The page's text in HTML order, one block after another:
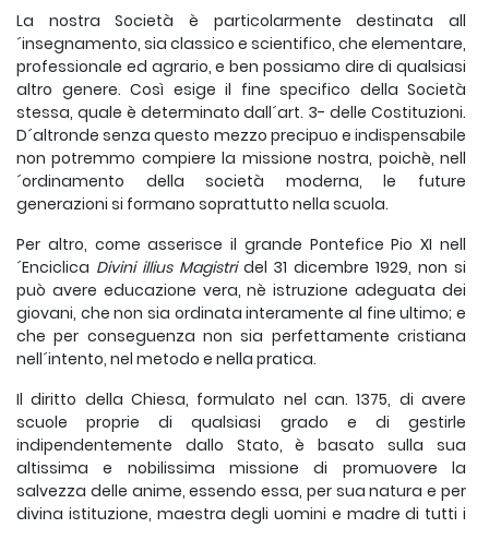
La nostra Società è particolarmente destinata all
´insegnamento, sia classico e scientifico, che elementare,
professionale ed agrario, e ben possiamo dire di qualsiasi
altro genere. Così esige il fine specifico della Società
stessa, quale è determinato dall´art. 3- delle Costituzioni.
D´altronde senza questo mezzo precipuo e indispensabile
non potremmo compiere la missione nostra, poichè, nell
´ordinamento della società moderna, le future
generazioni si formano soprattutto nella scuola.
Per altro, come asserisce il grande Pontefice Pio XI nell
´Enciclica Divini illius Magistri del 31 dicembre 1929, non si
può avere educazione vera, nè istruzione adeguata dei
giovani, che non sia ordinata interamente al fine ultimo; e
che per conseguenza non sia perfettamente cristiana
nell´intento, nel metodo e nella pratica.
Il diritto della Chiesa, formulato nel can. 1375, di avere
scuole proprie di qualsiasi grado e di gestirle
indipendentemente dallo Stato, è basato sulla sua
altissima e nobilissima missione di promuovere la
salvezza delle anime, essendo essa, per sua natura e per
divina istituzione, maestra degli uomini e madre di tutti i